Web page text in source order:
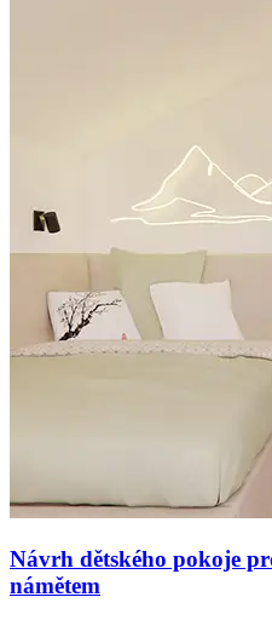
Návrh dětského pokoje
námětem